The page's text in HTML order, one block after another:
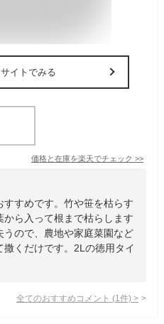
イトでみる
価格と在庫を楽天でチェック >>
すめです。竹や笹を枯らす
ら入って根まで枯らします
うので、農地や家庭菜園など
くだけです。2Lの徳用タイ
全てのおすすめコメント (1 件) >